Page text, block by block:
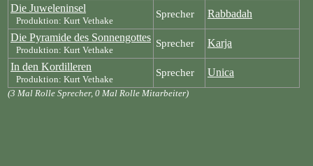
Die Juweleninsel
Produktion: Kurt Vethake
Sprecher
Rabbadah
Die Pyramide des Sonnengottes
Produktion: Kurt Vethake
Sprecher
Karja
In den Kordilleren
Produktion: Kurt Vethake
Sprecher Unica
(3 Mal Rolle Sprecher, 0 Mal Rolle Mitarbeiter)